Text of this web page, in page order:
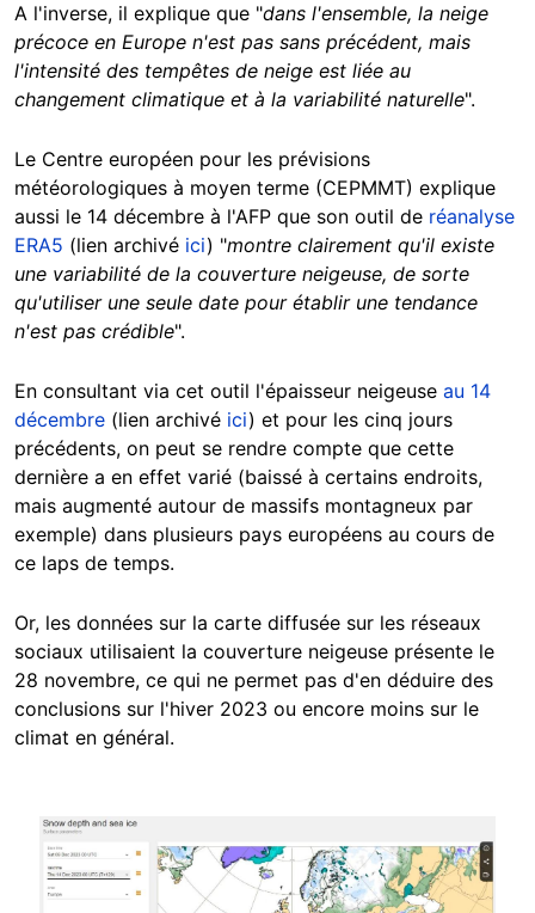
A l'inverse, il explique que "dans l'ensemble, la neige
précoce en Europe n'est pas sans précédent, mais
l'intensité des tempêtes de neige est liée au
changement climatique et à la variabilité naturelle".
Le Centre européen pour les prévisions
météorologiques à moyen terme (CEPMMT) explique
aussi le 14 décembre à l'AFP que son outil de réanalyse
ERA5 (lien archivé ici) "montre clairement qu'il existe
une variabilité de la couverture neigeuse, de sorte
qu'utiliser une seule date pour établir une tendance
n'est pas crédible".
En consultant via cet outil l'épaisseur neigeuse au 14
décembre (lien archivé ici) et pour les cinq jours
précédents, on peut se rendre compte que cette
dernière a en effet varié (baissé à certains endroits,
mais augmenté autour de massifs montagneux par
exemple) dans plusieurs pays européens au cours de
ce laps de temps.
Or, les données sur la carte diffusée sur les réseaux
sociaux utilisaient la couverture neigeuse présente le
28 novembre, ce qui ne permet pas d'en déduire des
conclusions sur l'hiver 2023 ou encore moins sur le
climat en général.
Image